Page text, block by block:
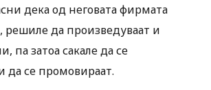
дека од неговата фирмата
решиле да произведуваат и
па затоа сакале да се
да се промовираат.